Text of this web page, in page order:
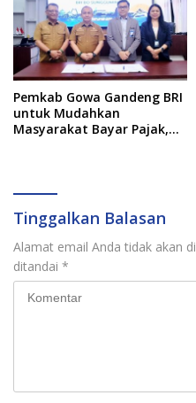
Pemkab Gowa Gandeng BRI
untuk Mudahkan
Masyarakat Bayar Pajak,
Tinggalkan Balasan
Alamat email Anda tidak akan
ditandai *